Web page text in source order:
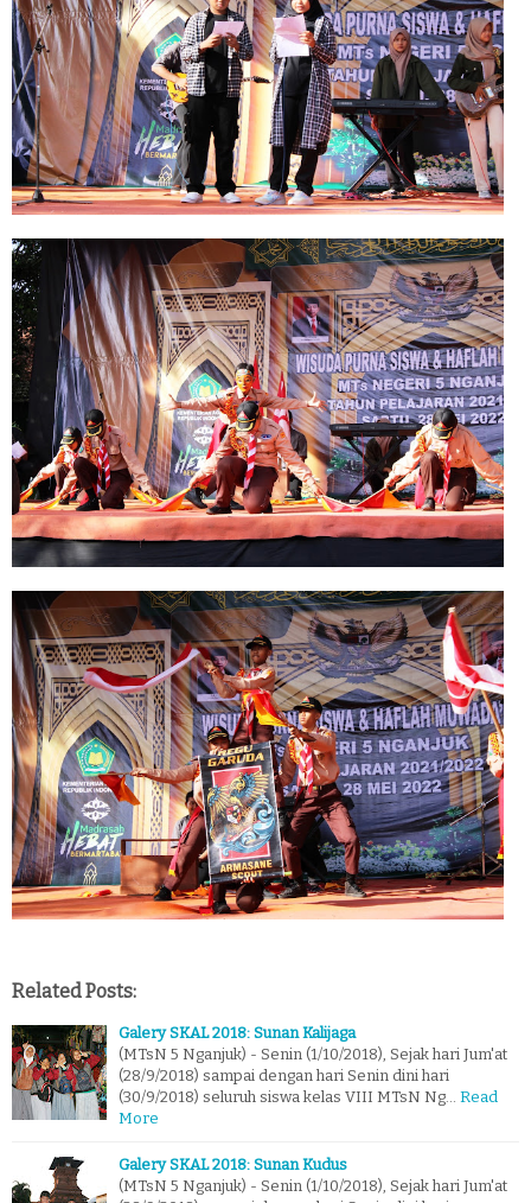
Related Posts:
Galery SKAL 2018: Sunan Kalijaga
(MTsN 5 Nganjuk) - Senin (1/10/2018), Sejak hari Jum'at
(28/9/2018) sampai dengan hari Senin dini hari
(30/9/2018) seluruh siswa kelas VIII MTsN Ng…
Read
More
Galery SKAL 2018: Sunan Kudus
(MTsN 5 Nganjuk) - Senin (1/10/2018), Sejak hari Jum'at